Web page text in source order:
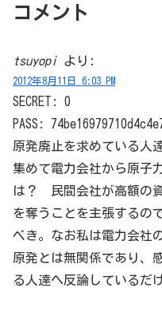
コメント
tsuyopi より:
2012年8月11日 6:03 PM
SECRET: 0
PASS:
原発廃止を求めている人
集めて電力会社から原子
は？ 民間会社が高額の
を奪うことを主張するの
べき。なお私は電力会社
原発とは無関係であり、
る人達へ反論しているだ